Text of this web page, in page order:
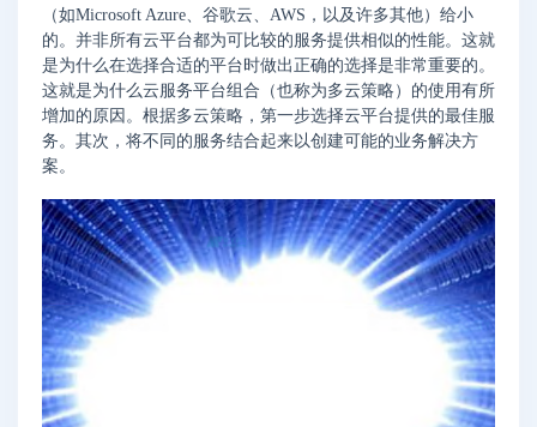
（如Microsoft Azure、谷歌云、AWS，以及许多其他）给小
的。并非所有云平台都为可比较的服务提供相似的性能。这就
是为什么在选择合适的平台时做出正确的选择是非常重要的。
这就是为什么云服务平台组合（也称为多云策略）的使用有所
增加的原因。根据多云策略，第一步选择云平台提供的最佳服
务。其次，将不同的服务结合起来以创建可能的业务解决方
案。